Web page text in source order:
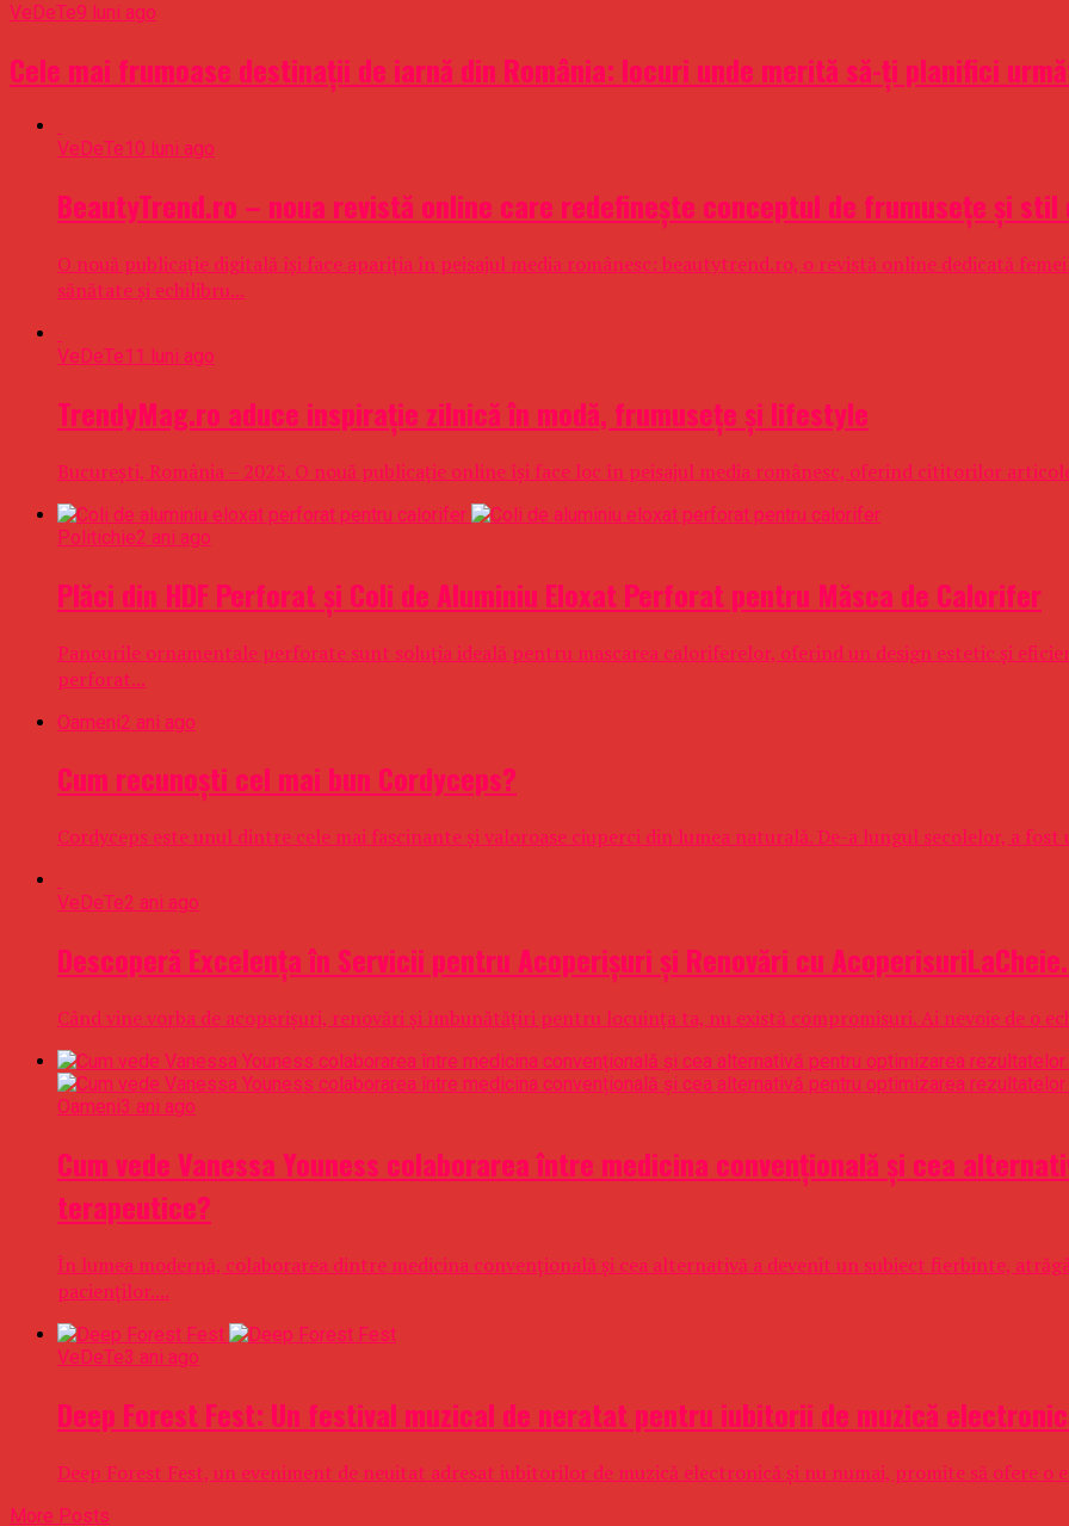
VeDeTe9 luni ago
Cele mai frumoase destinații de iarnă din România: locuri unde merită să-ți planifici
VeDeTe10 luni ago
BeautyTrend.ro – noua revistă online care redefinește conceptul de frumusețe și stil
O nouă publicație digitală își face apariția în peisajul media românesc: beautytrend.ro, o revistă online dedicată
sănătate și echilibru...
VeDeTe11 luni ago
TrendyMag.ro aduce inspirație zilnică în modă, frumusețe și lifestyle
București, România – 2025. O nouă publicație online își face loc în peisajul media românesc, oferind cititorilor
Politichie2 ani ago
Plăci din HDF Perforat și Coli de Aluminiu Eloxat Perforat pentru Măsca de Calorifer
Panourile ornamentale perforate sunt soluția ideală pentru mascarea caloriferelor, oferind un design estetic și
perforat...
Oameni2 ani ago
Cum recunoști cel mai bun Cordyceps?
Cordyceps este unul dintre cele mai fascinante și valoroase ciuperci din lumea naturală. De-a lungul secolelor, a
VeDeTe2 ani ago
Descoperă Excelența în Servicii pentru Acoperișuri și Renovări cu
Când vine vorba de acoperișuri, renovări și îmbunătățiri pentru locuința ta, nu există compromisuri. Ai nevoie de o
Oameni3 ani ago
Cum vede Vanessa Youness colaborarea între medicina convențională și cea
terapeutice?
În lumea modernă, colaborarea dintre medicina convențională și cea alternativă a devenit un subiect fierbinte,
pacienților....
VeDeTe3 ani ago
Deep Forest Fest: Un festival muzical de neratat pentru iubitorii de muzică
Deep Forest Fest, un eveniment de neuitat adresat iubitorilor de muzică electronică și nu numai, promite să ofere o
More Posts